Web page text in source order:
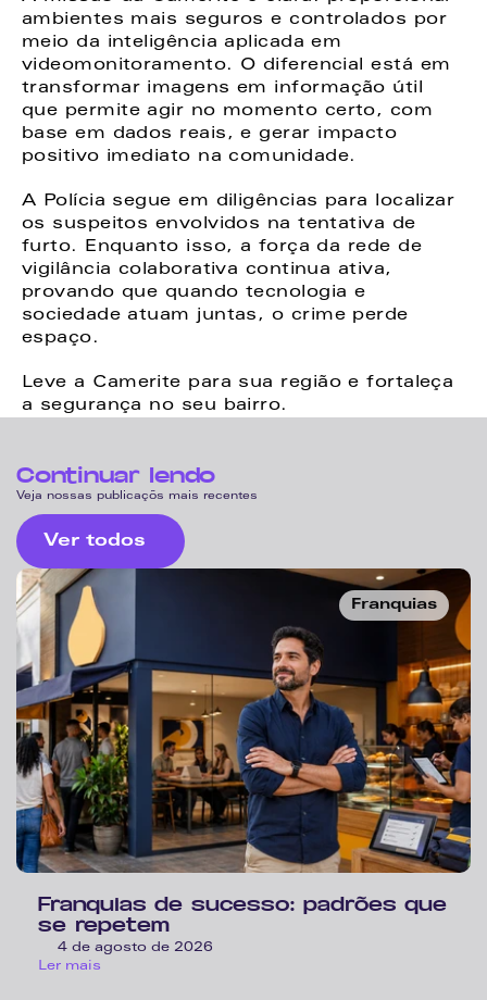
ambientes mais seguros e controlados por
meio da inteligência aplicada em
videomonitoramento. O diferencial está em
transformar imagens em informação útil
que permite agir no momento certo, com
base em dados reais, e gerar impacto
positivo imediato na comunidade.
A Polícia segue em diligências para localizar
os suspeitos envolvidos na tentativa de
furto. Enquanto isso, a força da rede de
vigilância colaborativa continua ativa,
provando que quando tecnologia e
sociedade atuam juntas, o crime perde
espaço.
Leve a Camerite para sua região e fortaleça
a segurança no seu bairro.
Continuar lendo
Veja nossas publicaçõs mais recentes
Ver todos
Franquias
Franquias de sucesso: padrões que
se repetem
4 de agosto de 2026
Ler mais